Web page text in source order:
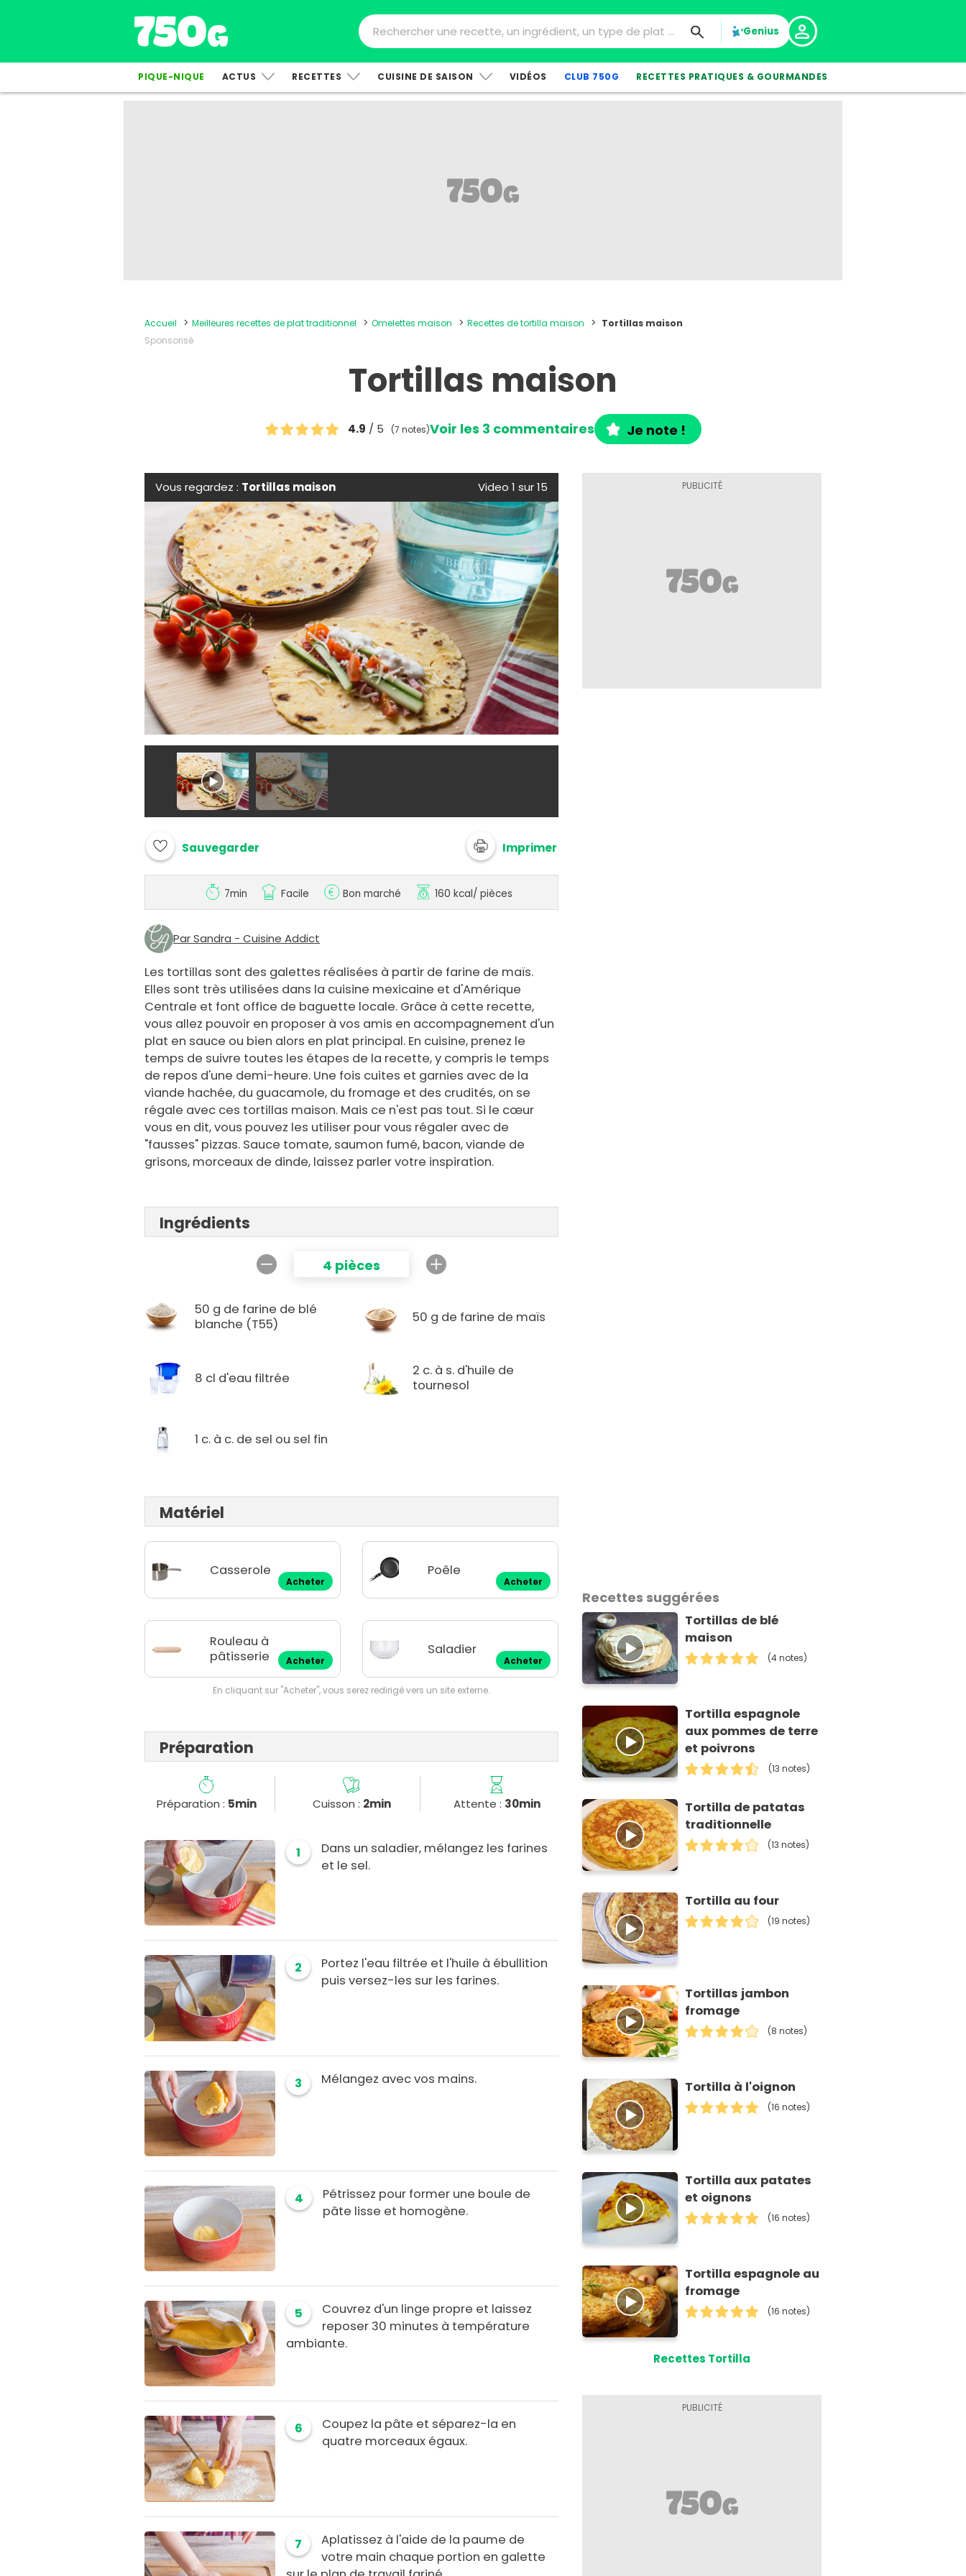
Genius
PIQUE-NIQUE ACTUS RECETTES CUISINE DE SAISON VIDÉOS CLUB 750G RECETTES PRATIQUES & GOURMANDES
Accueil Meilleures recettes de plat traditionnel Omelettes maison Recettes de tortilla maison
Tortillas maison
Sponsorisé
Tortillas maison
4.9 / 5 (7 notes)Voir les 3 commentaires Je note !
Vous regardez : Tortillas maison Video 1 sur 15
Sauvegarder Imprimer
7min Facile Bon marché 160 kcal/ pièces
Par Sandra - Cuisine Addict
Les tortillas sont des galettes réalisées à partir de farine de maïs.
Elles sont très utilisées dans la cuisine mexicaine et d'Amérique
Centrale et font office de baguette locale. Grâce à cette recette,
vous allez pouvoir en proposer à vos amis en accompagnement d'un
plat en sauce ou bien alors en plat principal. En cuisine, prenez le
temps de suivre toutes les étapes de la recette, y compris le temps
de repos d'une demi-heure. Une fois cuites et garnies avec de la
viande hachée, du guacamole, du fromage et des crudités, on se
régale avec ces tortillas maison. Mais ce n'est pas tout. Si le cœur
vous en dit, vous pouvez les utiliser pour vous régaler avec de
"fausses" pizzas. Sauce tomate, saumon fumé, bacon, viande de
grisons, morceaux de dinde, laissez parler votre inspiration.
Ingrédients
4 pièces
50 g de farine de blé
blanche (T55)
50 g de farine de maïs
8 cl d'eau filtrée
2 c. à s. d'huile de
tournesol
1 c. à c. de sel ou sel fin
Matériel
Casserole
Acheter
Poêle
Acheter
Rouleau à
pâtisserie
Acheter
Saladier
Acheter
En cliquant sur "Acheter", vous serez redirigé vers un site externe.
Préparation
Préparation : 5min Cuisson : 2min Attente : 30min
1
Dans un saladier, mélangez les farines
et le sel.
2
Portez l'eau filtrée et l'huile à ébullition
puis versez-les sur les farines.
3 Mélangez avec vos mains.
4
Pétrissez pour former une boule de
pâte lisse et homogène.
5
Couvrez d'un linge propre et laissez
reposer 30 minutes à température
ambiante.
6
Coupez la pâte et séparez-la en
quatre morceaux égaux.
7
Aplatissez à l'aide de la paume de
votre main chaque portion en galette
Recettes suggérées
Tortillas de blé
maison
(4 notes)
Tortilla espagnole
aux pommes de terre
et poivrons
(13 notes)
Tortilla de patatas
traditionnelle
(13 notes)
Tortilla au four
(19 notes)
Tortillas jambon
fromage
(8 notes)
Tortilla à l'oignon
(16 notes)
Tortilla aux patates
et oignons
(16 notes)
Tortilla espagnole au
fromage
(16 notes)
Recettes Tortilla